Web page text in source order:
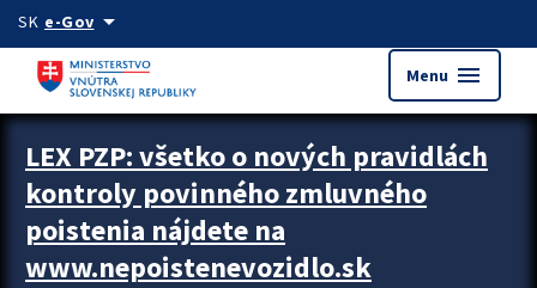
Preskocit na hlavný obsah
SK e-Govarrow_drop_down
Menu menu
Zastavit automatický posun upútavok
LEX PZP: všetko o nových pravidlách
kontroly povinného zmluvného
poistenia nájdete na
www.nepoistenevozidlo.sk